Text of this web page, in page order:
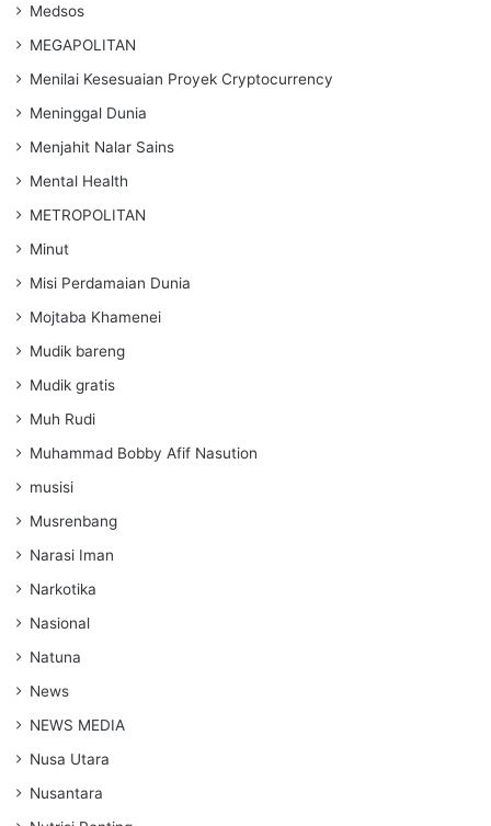
Medsos
MEGAPOLITAN
Menilai Kesesuaian Proyek Cryptocurrency
Meninggal Dunia
Menjahit Nalar Sains
Mental Health
METROPOLITAN
Minut
Misi Perdamaian Dunia
Mojtaba Khamenei
Mudik bareng
Mudik gratis
Muh Rudi
Muhammad Bobby Afif Nasution
musisi
Musrenbang
Narasi Iman
Narkotika
Nasional
Natuna
News
NEWS MEDIA
Nusa Utara
Nusantara